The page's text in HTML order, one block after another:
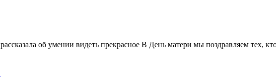
об умении видеть прекрасное В День матери мы поздравляем тех,